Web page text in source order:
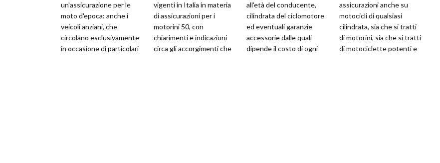
un'assicurazione per le
moto d'epoca: anche i
veicoli anziani, che
circolano esclusivamente
in occasione di particolari
vigenti in Italia in materia
di assicurazioni per i
motorini 50, con
chiarimenti e indicazioni
circa gli accorgimenti che
all'età del conducente,
cilindrata del ciclomotore
ed eventuali garanzie
accessorie dalle quali
dipende il costo di ogni
assicurazioni anche su
motocicli di qualsiasi
cilindrata, sia che si tratti
di motorini, sia che si tratti
di motociclette potenti e